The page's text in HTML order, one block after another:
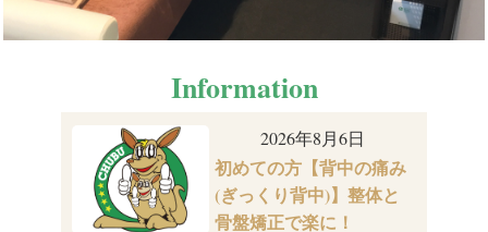
Information
2026年8月6日
初めての方【背中の痛み
(ぎっくり背中)】整体と
骨盤矯正で楽に！